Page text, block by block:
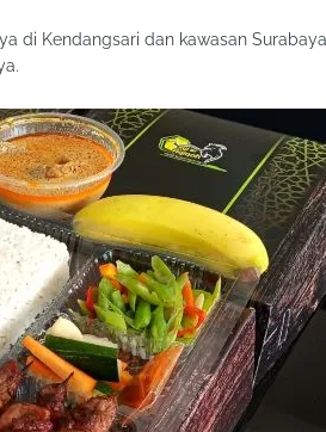
di Kendangsari dan kawasan